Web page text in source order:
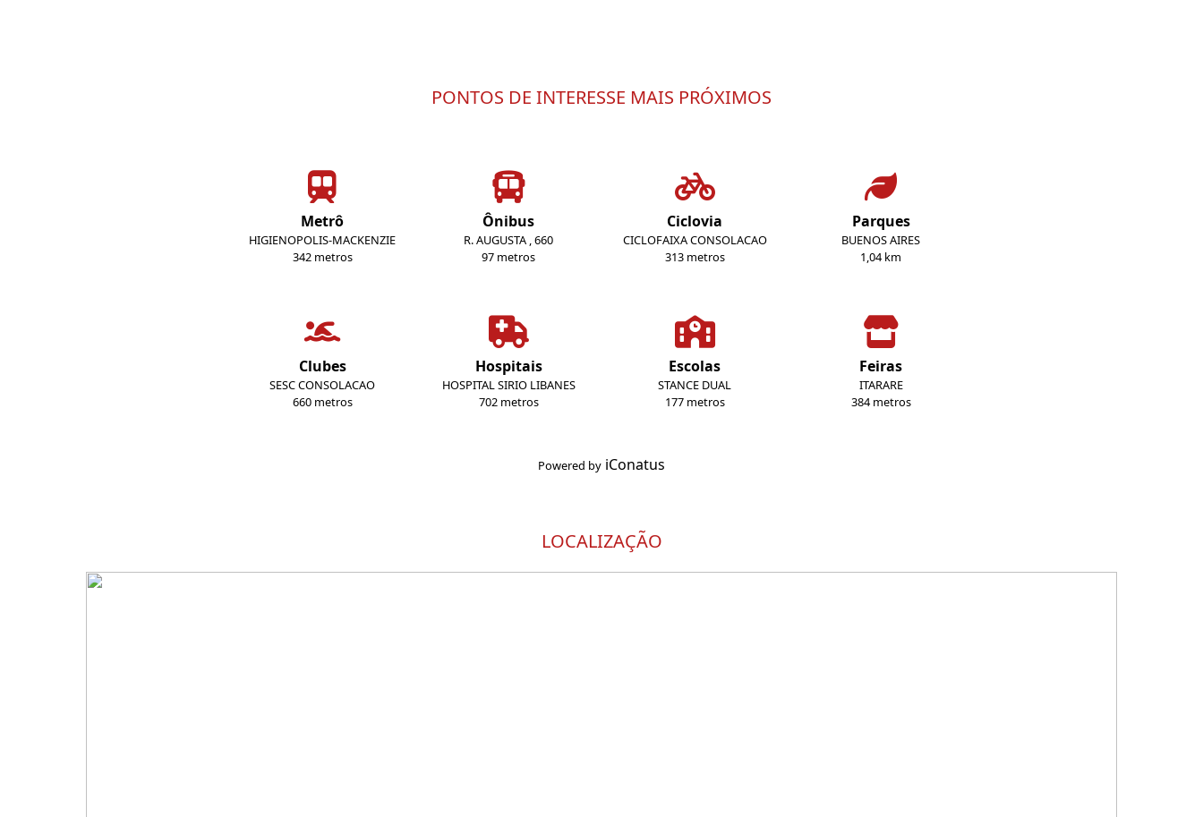
PONTOS DE INTERESSE MAIS PRÓXIMOS
Metrô
HIGIENOPOLIS-MACKENZIE
342 metros
Ônibus
R. AUGUSTA , 660
97 metros
Ciclovia
CICLOFAIXA CONSOLACAO
313 metros
Parques
BUENOS AIRES
1,04 km
Clubes
SESC CONSOLACAO
660 metros
Hospitais
HOSPITAL SIRIO LIBANES
702 metros
Escolas
STANCE DUAL
177 metros
Feiras
ITARARE
384 metros
Powered by iConatus
LOCALIZAÇÃO